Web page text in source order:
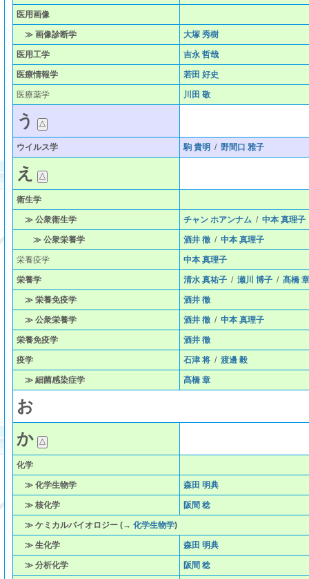
医用画像
≫ 画像診断学 大塚 秀樹
医用工学 吉永 哲哉
医療情報学 若田 好史
医療薬学 川田 敬
う
ウイルス学 駒 貴明 / 野間口 雅子
え
衛生学
≫ 公衆衛生学 チャン ホアンナム/ 中本 真理子
≫ 公衆栄養学 酒井 徹/ 中本 真理子
栄養疫学 中本 真理子
栄養学 清水 真祐子/ 瀬川 博子/ 髙橋 章
≫ 栄養免疫学 酒井 徹
≫ 公衆栄養学 酒井 徹/ 中本 真理子
栄養免疫学 酒井 徹
疫学 石津 将/ 渡邊 毅
≫ 細菌感染症学 髙橋 章
お
か
化学
≫ 化学生物学 森田 明典
≫ 核化学 阪間 稔
≫ ケミカルバイオロジー (→ 化学生物学)
≫ 生化学 森田 明典
≫ 分析化学 阪間 稔